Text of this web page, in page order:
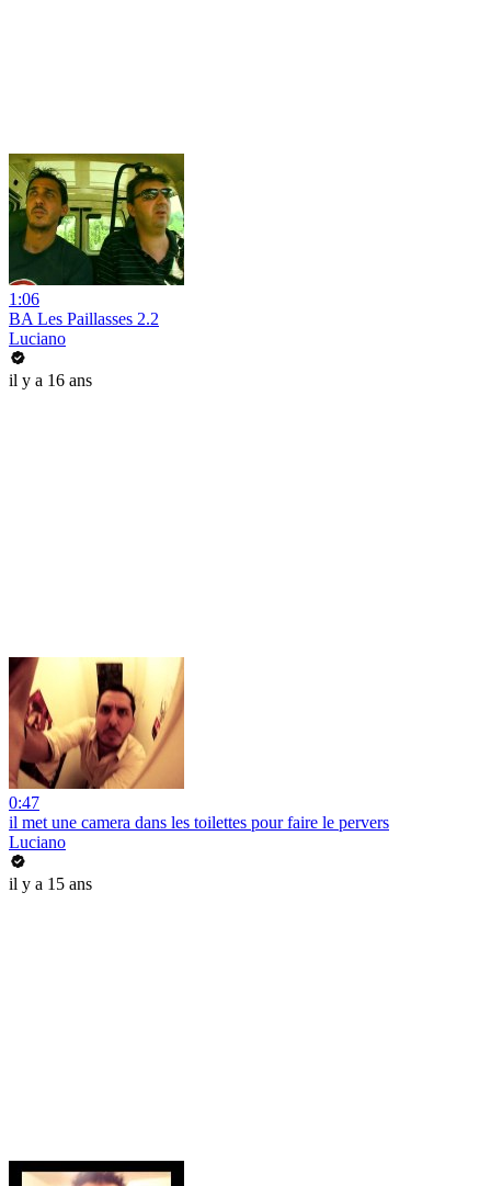
1:06
BA Les Paillasses 2.2
Luciano
il y a 16 ans
0:47
il met une camera dans les toilettes pour faire le pervers
Luciano
il y a 15 ans